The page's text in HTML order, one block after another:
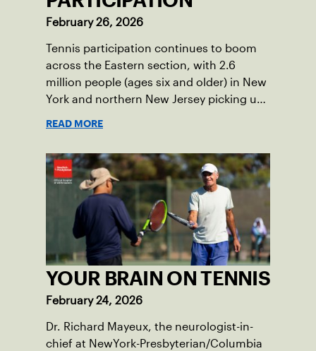
February 26, 2026
Tennis participation continues to boom
across the Eastern section, with 2.6
million people (ages six and older) in New
York and northern New Jersey picking up
READ MORE
YOUR BRAIN ON TENNIS
February 24, 2026
Dr. Richard Mayeux, the neurologist-in-
chief at NewYork-Presbyterian/Columbia